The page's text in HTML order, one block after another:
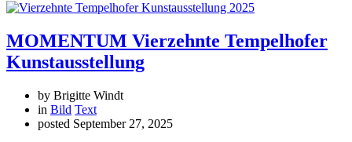
MOMENTUM Vierzehnte Tempelhofer
Kunstausstellung
by Brigitte Windt
in Bild Text
posted September 27, 2025